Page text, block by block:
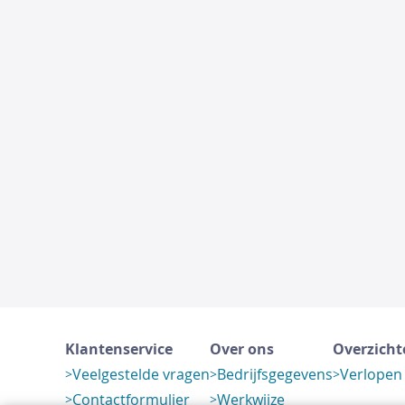
Klantenservice
Veelgestelde vragen
Contactformulier
Over ons
Bedrijfsgegevens
Werkwijze